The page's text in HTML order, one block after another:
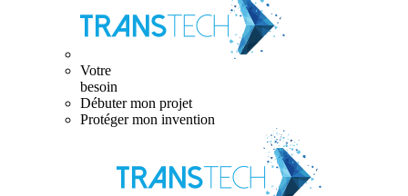
Votre
besoin
Débuter mon projet
Protéger mon invention